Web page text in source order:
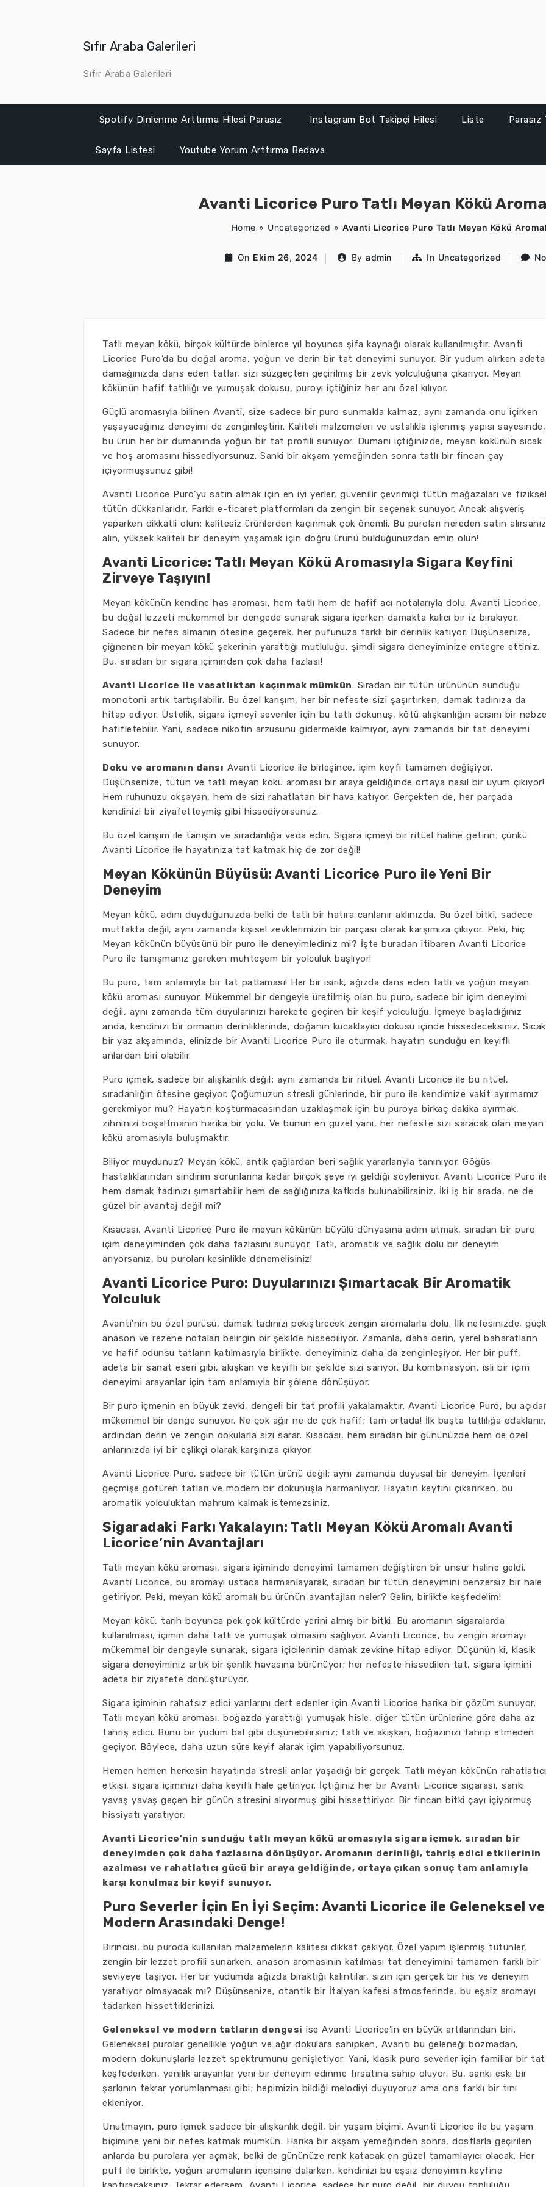
Sıfır Araba Galerileri
Sıfır Araba Galerileri
Spotify Dinlenme Arttırma Hilesi Parasız Instagram Bot Takipçi Hilesi Liste
Sayfa Listesi Youtube Yorum Arttırma Bedava
Avanti Licorice Puro Tatlı Meyan Kökü
Home » Uncategorized »Avanti Licorice Puro Tatlı Meyan Kökü
On Ekim 26, 2024 By admin In Uncategorized
Tatlı meyan kökü, birçok kültürde binlerce yıl boyunca şifa kaynağı olarak kullanılmıştır. Avanti
Licorice Puro’da bu doğal aroma, yoğun ve derin bir tat deneyimi sunuyor. Bir yudum alırken adeta
damağınızda dans eden tatlar, sizi süzgeçten geçirilmiş bir zevk yolculuğuna çıkarıyor. Meyan
kökünün hafif tatlılığı ve yumuşak dokusu, puroyı içtiğiniz her anı özel kılıyor.
Güçlü aromasıyla bilinen Avanti, size sadece bir puro sunmakla kalmaz; aynı zamanda onu içirken
yaşayacağınız deneyimi de zenginleştirir. Kaliteli malzemeleri ve ustalıkla işlenmiş yapısı sayesinde,
bu ürün her bir dumanında yoğun bir tat profili sunuyor. Dumanı içtiğinizde, meyan kökünün sıcak
ve hoş aromasını hissediyorsunuz. Sanki bir akşam yemeğinden sonra tatlı bir fincan çay
içiyormuşsunuz gibi!
Avanti Licorice Puro’yu satın almak için en iyi yerler, güvenilir çevrimiçi tütün mağazaları ve fiziksel
tütün dükkanlarıdır. Farklı e-ticaret platformları da zengin bir seçenek sunuyor. Ancak alışveriş
yaparken dikkatli olun; kalitesiz ürünlerden kaçınmak çok önemli. Bu puroları nereden satın alırsanız
alın, yüksek kaliteli bir deneyim yaşamak için doğru ürünü bulduğunuzdan emin olun!
Avanti Licorice: Tatlı Meyan Kökü Aromasıyla Sigara Keyfini
Zirveye Taşıyın!
Meyan kökünün kendine has aroması, hem tatlı hem de hafif acı notalarıyla dolu. Avanti Licorice,
bu doğal lezzeti mükemmel bir dengede sunarak sigara içerken damakta kalıcı bir iz bırakıyor.
Sadece bir nefes almanın ötesine geçerek, her pufunuza farklı bir derinlik katıyor. Düşünsenize,
çiğnenen bir meyan kökü şekerinin yarattığı mutluluğu, şimdi sigara deneyiminize entegre ettiniz.
Bu, sıradan bir sigara içiminden çok daha fazlası!
Avanti Licorice ile vasatlıktan kaçınmak mümkün. Sıradan bir tütün ürününün sunduğu
monotoni artık tartışılabilir. Bu özel karışım, her bir nefeste sizi şaşırtırken, damak tadınıza da
hitap ediyor. Üstelik, sigara içmeyi sevenler için bu tatlı dokunuş, kötü alışkanlığın acısını bir nebze
hafifletebilir. Yani, sadece nikotin arzusunu gidermekle kalmıyor, aynı zamanda bir tat deneyimi
sunuyor.
Doku ve aromanın dansı Avanti Licorice ile birleşince, içim keyfi tamamen değişiyor.
Düşünsenize, tütün ve tatlı meyan kökü aroması bir araya geldiğinde ortaya nasıl bir uyum çıkıyor!
Hem ruhunuzu okşayan, hem de sizi rahatlatan bir hava katıyor. Gerçekten de, her parçada
kendinizi bir ziyafetteymiş gibi hissediyorsunuz.
Bu özel karışım ile tanışın ve sıradanlığa veda edin. Sigara içmeyi bir ritüel haline getirin; çünkü
Avanti Licorice ile hayatınıza tat katmak hiç de zor değil!
Meyan Kökünün Büyüsü: Avanti Licorice Puro ile Yeni Bir
Deneyim
Meyan kökü, adını duyduğunuzda belki de tatlı bir hatıra canlanır aklınızda. Bu özel bitki, sadece
mutfakta değil, aynı zamanda kişisel zevklerimizin bir parçası olarak karşımıza çıkıyor. Peki, hiç
Meyan kökünün büyüsünü bir puro ile deneyimlediniz mi? İşte buradan itibaren Avanti Licorice
Puro ile tanışmanız gereken muhteşem bir yolculuk başlıyor!
Bu puro, tam anlamıyla bir tat patlaması! Her bir ısırık, ağızda dans eden tatlı ve yoğun meyan
kökü aroması sunuyor. Mükemmel bir dengeyle üretilmiş olan bu puro, sadece bir içim deneyimi
değil, aynı zamanda tüm duyularınızı harekete geçiren bir keşif yolculuğu. İçmeye başladığınız
anda, kendinizi bir ormanın derinliklerinde, doğanın kucaklayıcı dokusu içinde hissedeceksiniz. Sıcak
bir yaz akşamında, elinizde bir Avanti Licorice Puro ile oturmak, hayatın sunduğu en keyifli
anlardan biri olabilir.
Puro içmek, sadece bir alışkanlık değil; aynı zamanda bir ritüel. Avanti Licorice ile bu ritüel,
sıradanlığın ötesine geçiyor. Çoğumuzun stresli günlerinde, bir puro ile kendimize vakit ayırmamız
gerekmiyor mu? Hayatın koşturmacasından uzaklaşmak için bu puroya birkaç dakika ayırmak,
zihninizi boşaltmanın harika bir yolu. Ve bunun en güzel yanı, her nefeste sizi saracak olan meyan
kökü aromasıyla buluşmaktır.
Biliyor muydunuz? Meyan kökü, antik çağlardan beri sağlık yararlarıyla tanınıyor. Göğüs
hastalıklarından sindirim sorunlarına kadar birçok şeye iyi geldiği söyleniyor. Avanti Licorice Puro
hem damak tadınızı şımartabilir hem de sağlığınıza katkıda bulunabilirsiniz. İki iş bir arada, ne de
güzel bir avantaj değil mi?
Kısacası, Avanti Licorice Puro ile meyan kökünün büyülü dünyasına adım atmak, sıradan bir puro
içim deneyiminden çok daha fazlasını sunuyor. Tatlı, aromatik ve sağlık dolu bir deneyim
arıyorsanız, bu puroları kesinlikle denemelisiniz!
Avanti Licorice Puro: Duyularınızı Şımartacak Bir Aromatik
Yolculuk
Avanti'nin bu özel purüsü, damak tadınızı pekiştirecek zengin aromalarla dolu. İlk nefesinizde,
anason ve rezene notaları belirgin bir şekilde hissediliyor. Zamanla, daha derin, yerel baharatların
ve hafif odunsu tatların katılmasıyla birlikte, deneyiminiz daha da zenginleşiyor. Her bir puff,
adeta bir sanat eseri gibi, akışkan ve keyifli bir şekilde sizi sarıyor. Bu kombinasyon, isli bir içim
deneyimi arayanlar için tam anlamıyla bir şölene dönüşüyor.
Bir puro içmenin en büyük zevki, dengeli bir tat profili yakalamaktır. Avanti Licorice Puro, bu
mükemmel bir denge sunuyor. Ne çok ağır ne de çok hafif; tam ortada! İlk başta tatlılığa odaklanır,
ardından derin ve zengin dokularla sizi sarar. Kısacası, hem sıradan bir gününüzde hem de özel
anlarınızda iyi bir eşlikçi olarak karşınıza çıkıyor.
Avanti Licorice Puro, sadece bir tütün ürünü değil; aynı zamanda duyusal bir deneyim. İçenleri
geçmişe götüren tatları ve modern bir dokunuşla harmanlıyor. Hayatın keyfini çıkarırken, bu
aromatik yolculuktan mahrum kalmak istemezsiniz.
Sigaradaki Farkı Yakalayın: Tatlı Meyan Kökü Aromalı Avanti
Licorice’nin Avantajları
Tatlı meyan kökü aroması, sigara içiminde deneyimi tamamen değiştiren bir unsur haline geldi.
Avanti Licorice, bu aromayı ustaca harmanlayarak, sıradan bir tütün deneyimini benzersiz bir hale
getiriyor. Peki, meyan kökü aromalı bu ürünün avantajları neler? Gelin, birlikte keşfedelim!
Meyan kökü, tarih boyunca pek çok kültürde yerini almış bir bitki. Bu aromanın sigaralarda
kullanılması, içimin daha tatlı ve yumuşak olmasını sağlıyor. Avanti Licorice, bu zengin aromayı
mükemmel bir dengeyle sunarak, sigara içicilerinin damak zevkine hitap ediyor. Düşünün ki, klasik
sigara deneyiminiz artık bir şenlik havasına bürünüyor; her nefeste hissedilen tat, sigara içimini
adeta bir ziyafete dönüştürüyor.
Sigara içiminin rahatsız edici yanlarını dert edenler için Avanti Licorice harika bir çözüm sunuyor.
Tatlı meyan kökü aroması, boğazda yarattığı yumuşak hisle, diğer tütün ürünlerine göre daha az
tahriş edici. Bunu bir yudum bal gibi düşünebilirsiniz; tatlı ve akışkan, boğazınızı tahrip etmeden
geçiyor. Böylece, daha uzun süre keyif alarak içim yapabiliyorsunuz.
Hemen hemen herkesin hayatında stresli anlar yaşadığı bir gerçek. Tatlı meyan kökünün rahatlatıcı
etkisi, sigara içiminizi daha keyifli hale getiriyor. İçtiğiniz her bir Avanti Licorice sigarası, sanki
yavaş yavaş geçen bir günün stresini alıyormuş gibi hissettiriyor. Bir fincan bitki çayı içiyormuş
hissiyatı yaratıyor.
Avanti Licorice’nin sunduğu tatlı meyan kökü aromasıyla sigara içmek, sıradan bir
deneyimden çok daha fazlasına dönüşüyor. Aromanın derinliği, tahriş edici etkilerinin
azalması ve rahatlatıcı gücü bir araya geldiğinde, ortaya çıkan sonuç tam anlamıyla
karşı konulmaz bir keyif sunuyor.
Puro Severler İçin En İyi Seçim: Avanti Licorice ile Geleneksel ve
Modern Arasındaki Denge!
Birincisi, bu puroda kullanılan malzemelerin kalitesi dikkat çekiyor. Özel yapım işlenmiş tütünler,
zengin bir lezzet profili sunarken, anason aromasının katılması tat deneyimini tamamen farklı bir
seviyeye taşıyor. Her bir yudumda ağızda bıraktığı kalıntılar, sizin için gerçek bir his ve deneyim
yaratıyor olmayacak mı? Düşünsenize, otantik bir İtalyan kafesi atmosferinde, bu eşsiz aromayı
tadarken hissettiklerinizi.
Geleneksel ve modern tatların dengesi ise Avanti Licorice'in en büyük artılarından biri.
Geleneksel purolar genellikle yoğun ve ağır dokulara sahipken, Avanti bu geleneği bozmadan,
modern dokunuşlarla lezzet spektrumunu genişletiyor. Yani, klasik puro severler için familiar bir tat
keşfederken, yenilik arayanlar yeni bir deneyim edinme fırsatına sahip oluyor. Bu, sanki eski bir
şarkının tekrar yorumlanması gibi; hepimizin bildiği melodiyi duyuyoruz ama ona farklı bir tını
ekleniyor.
Unutmayın, puro içmek sadece bir alışkanlık değil, bir yaşam biçimi. Avanti Licorice ile bu yaşam
biçimine yeni bir nefes katmak mümkün. Harika bir akşam yemeğinden sonra, dostlarla geçirilen
anlarda bu purolara yer açmak, belki de gününüze renk katacak en güzel tamamlayıcı olacak. Her
puff ile birlikte, yoğun aromaların içerisine dalarken, kendinizi bu eşsiz deneyimin keyfine